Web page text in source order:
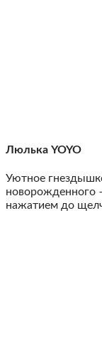
Люлька YOYO
Уютное
новорожденного
нажатием до